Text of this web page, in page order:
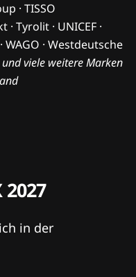
· TISSO
Tyrolit · UNICEF ·
WAGO · Westdeutsche
und viele weitere Marken
in der